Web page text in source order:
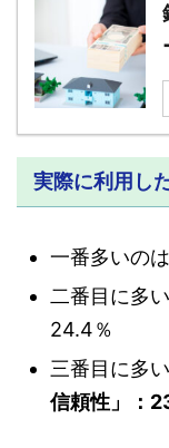
実際に利用し
一番多いの
二番目に多
24.4％
三番目に多
信頼性」：